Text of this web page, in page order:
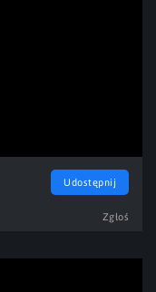
Udostępnij
Zgłoś